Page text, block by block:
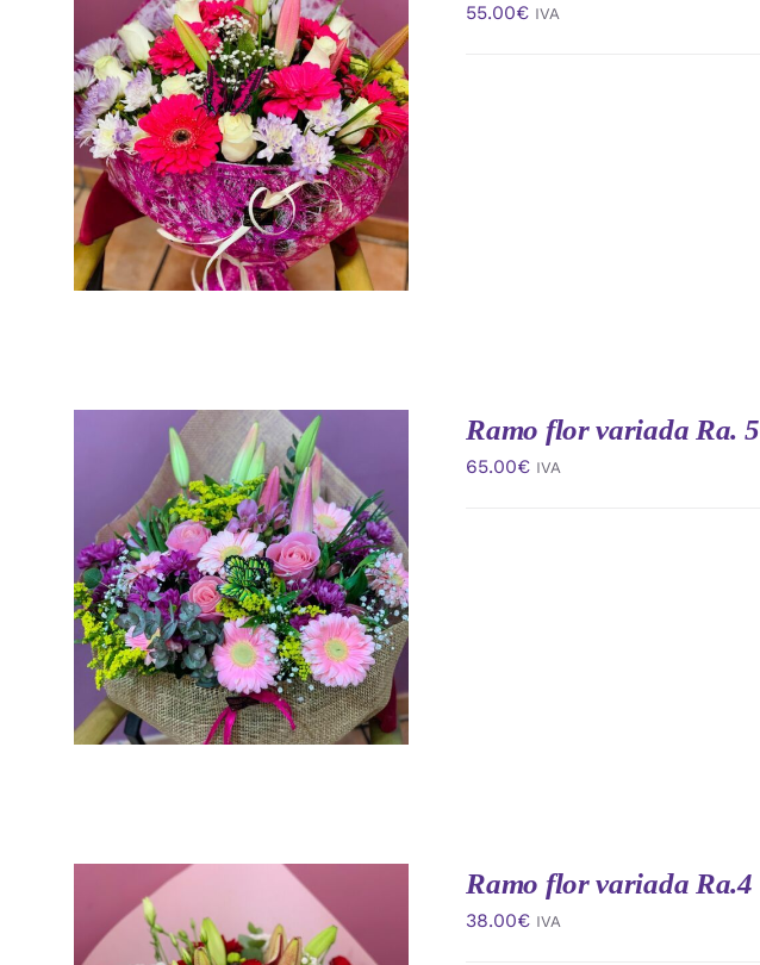
AÑADIR AL CARRITO /
VISTA
RAPIDA
55.00€ IVA
AÑADIR AL CARRITO /
VISTA
RAPIDA
Ramo flor variada Ra. 5
65.00€ IVA
Ramo flor variada Ra.4
38.00€ IVA